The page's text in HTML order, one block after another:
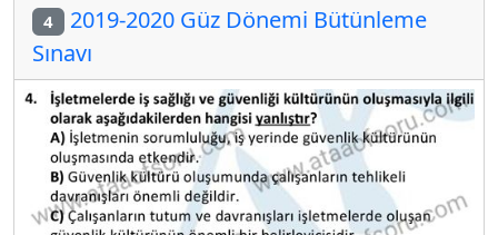
4 2019-2020 Güz Dönemi Bütünleme
Sınavı